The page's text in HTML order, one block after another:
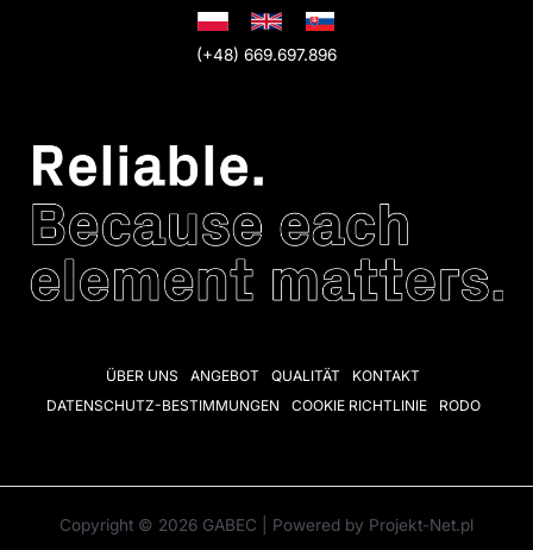
(+48) 669.697.896
ÜBER UNS ANGEBOT QUALITÄT
KONTAKT
DATENSCHUTZ-BESTIMMUNGEN
COOKIE RICHTLINIE RODO
Copyright © 2026 GABEC | Powered by Projekt-Net.pl